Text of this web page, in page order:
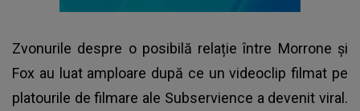
Zvonurile despre o posibilă relație între Morrone și
Fox au luat amploare după ce un videoclip filmat pe
platourile de filmare ale Subservience a devenit viral.